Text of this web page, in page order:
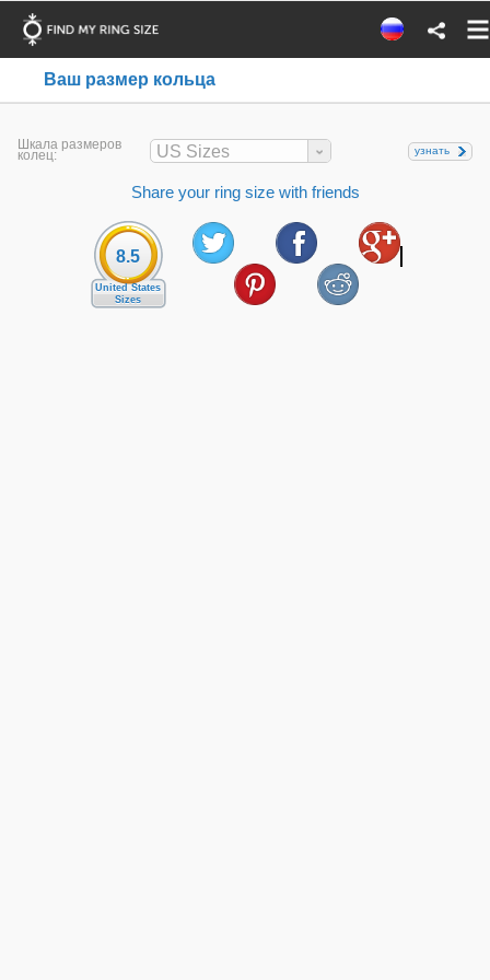
Ваш размер кольца
Шкала размеров
колец: US Sizes узнать
Share your ring size with friends
8.5
United States
Sizes